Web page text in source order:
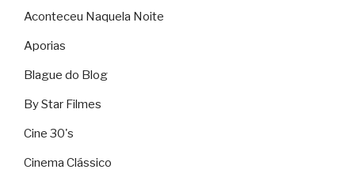
Aconteceu Naquela Noite
Aporias
Blague do Blog
By Star Filmes
Cine 30's
Cinema Clássico